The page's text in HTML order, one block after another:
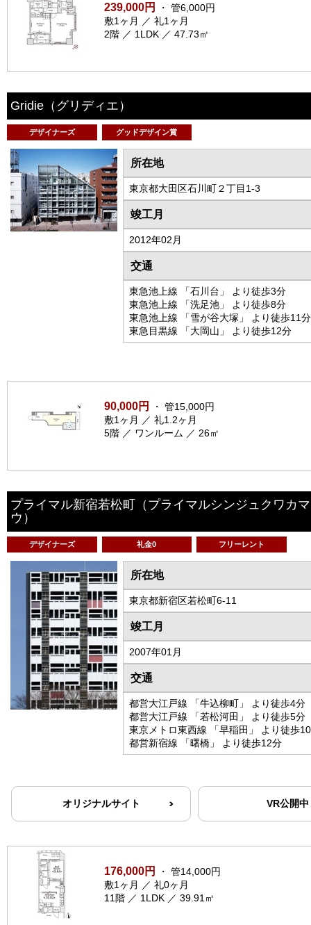
239,000円
・ 管6,000円
敷1ヶ月 ／ 礼1ヶ月
2階 ／ 1LDK ／ 47.73㎡
Gridie （グリディエ）
デザイナーズ グッドデザイン賞
所在地
東京都大田区石川町２丁目1-3
竣工月
2012年02月
交通
東急池上線 「石川台」 より徒歩3分
東急池上線 「洗足池」 より徒歩8分
東急池上線 「雪が谷大塚」 より徒歩11分
東急目黒線 「大岡山」 より徒歩12分
90,000円
・ 管15,000円
敷1ヶ月 ／ 礼1.2ヶ月
5階 ／ ワンルーム ／ 26㎡
プライマル新宿若松町 （プライマルシンジュクワカ
ウ）
デザイナーズ 礼金0 フリーレント
所在地
東京都新宿区若松町6-11
竣工月
2007年01月
交通
都営大江戸線 「牛込柳町」 より徒歩4分
都営大江戸線 「若松河田」 より徒歩5分
東京メトロ東西線 「早稲田」 より徒歩
都営新宿線 「曙橋」 より徒歩12分
オリジナルサイト VR公開中
176,000円
・ 管14,000円
敷1ヶ月 ／ 礼0ヶ月
11階 ／ 1LDK ／ 39.91㎡